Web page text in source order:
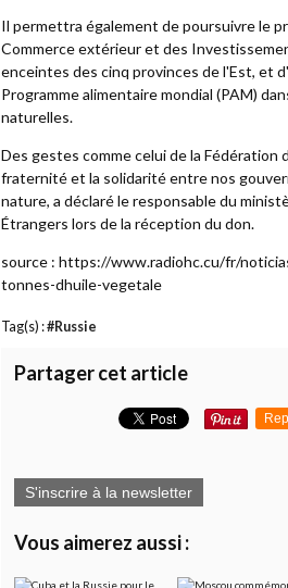
Il permettra également de poursuivre le
Commerce extérieur et des
enceintes des cinq provinces de l'Est, et
Programme alimentaire mondial (PAM)
naturelles.
Des gestes comme celui de la
fraternité et la solidarité entre nos
nature, a déclaré le responsable du
Étrangers lors de la réception du don.
source : https://www.radiohc.cu/fr/
tonnes-dhuile-vegetale
Tag(s) :#Russie
Partager cet article
S'inscrire à la newsletter
Vous aimerez aussi :